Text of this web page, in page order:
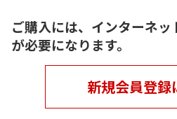
ご購入には、インターネッ
が必要になります。
新規会員登録